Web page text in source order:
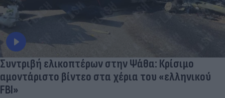
Συντριβή ελικοπτέρων στην Ψάθα: Κρίσιμο
αμοντάριστο βίντεο στα χέρια του «ελληνικού
FBI»